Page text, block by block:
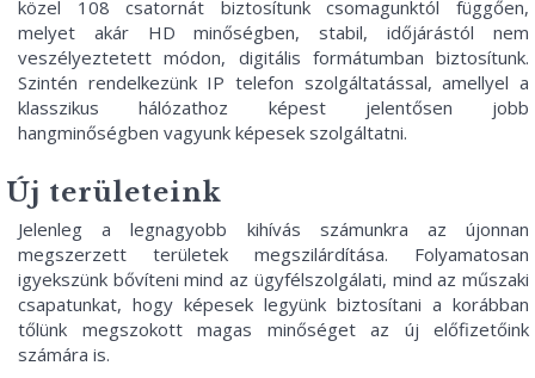
közel 108 csatornát biztosítunk csomagunktól függően,
melyet akár HD minőségben, stabil, időjárástól nem
veszélyeztetett módon, digitális formátumban biztosítunk.
Szintén rendelkezünk IP telefon szolgáltatással, amellyel a
klasszikus hálózathoz képest jelentősen jobb
hangminőségben vagyunk képesek szolgáltatni.
Új területeink
Jelenleg a legnagyobb kihívás számunkra az újonnan
megszerzett területek megszilárdítása. Folyamatosan
igyekszünk bővíteni mind az ügyfélszolgálati, mind az műszaki
csapatunkat, hogy képesek legyünk biztosítani a korábban
tőlünk megszokott magas minőséget az új előfizetőink
számára is.